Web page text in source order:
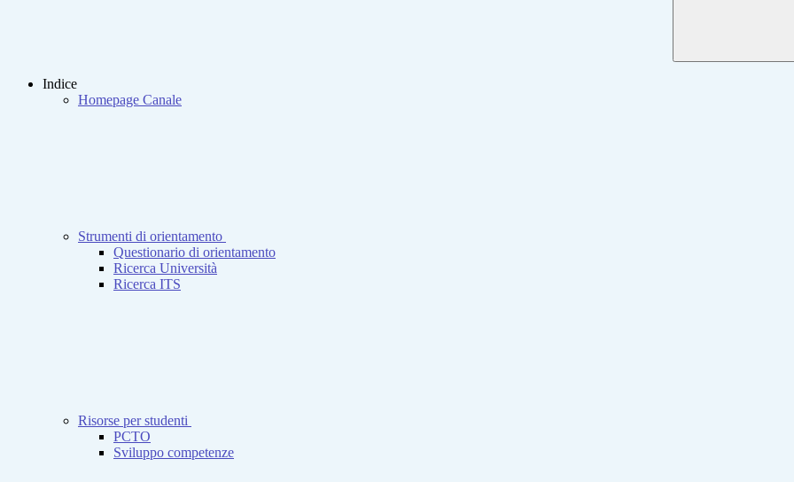
Indice
Homepage Canale
Strumenti di orientamento
Questionario di orientamento
Ricerca Università
Ricerca ITS
Risorse per studenti
PCTO
Sviluppo competenze